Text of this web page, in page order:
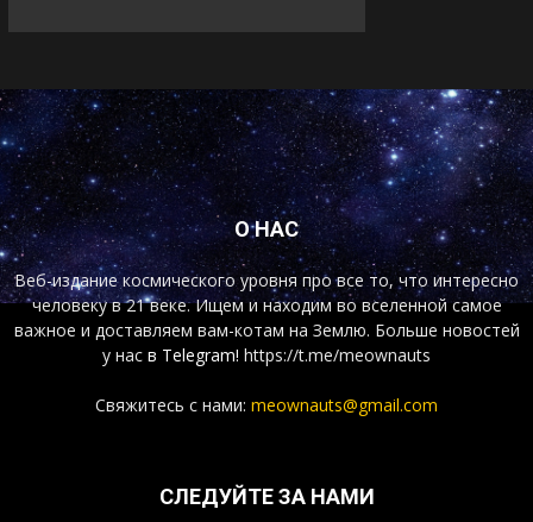
О НАС
Веб-издание космического уровня про все то, что интересно
человеку в 21 веке. Ищем и находим во вселенной самое
важное и доставляем вам-котам на Землю. Больше новостей
у нас в Telegram! https://t.me/meownauts
Свяжитесь с нами: meownauts@gmail.com
СЛЕДУЙТЕ ЗА НАМИ